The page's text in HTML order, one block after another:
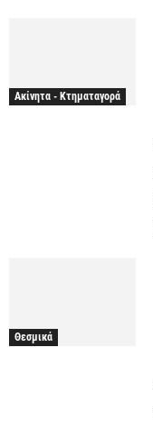
Ακίνητα - Κτηματαγορά
Θεσμικά